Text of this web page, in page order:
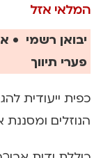
המלאי אזל
יבואן רשמי •
פערי תיווך
כפית ייעודית
הנוזלים ומסננת